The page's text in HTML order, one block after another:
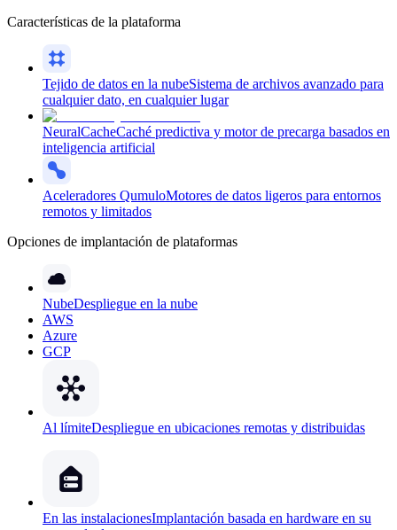
Características de la plataforma
Tejido de datos en la nubeSistema de archivos avanzado para
cualquier dato, en cualquier lugar
NeuralCacheCaché predictiva y motor de precarga basados en
inteligencia artificial
Aceleradores QumuloMotores de datos ligeros para entornos
remotos y limitados
Opciones de implantación de plataformas
NubeDespliegue en la nube
AWS
Azure
GCP
Al límiteDespliegue en ubicaciones remotas y distribuidas
En las instalacionesImplantación basada en hardware en su